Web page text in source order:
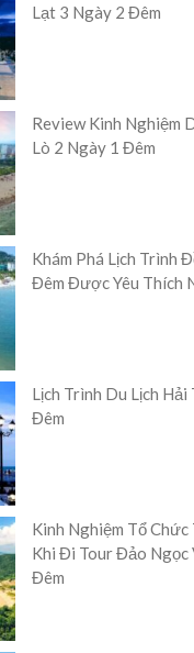
Lạt 3 Ngày 2 Đêm
Review Kinh Nghiệm
Lò 2 Ngày 1 Đêm
Khám Phá Lịch Trình
Đêm Được Yêu Thích
Lịch Trình Du Lịch
Đêm
Kinh Nghiệm Tổ Chức
Khi Đi Tour Đảo Ngọc
Đêm